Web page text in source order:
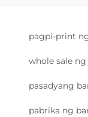
pagpi-print
whole sale ng
pasadyang
pabrika ng